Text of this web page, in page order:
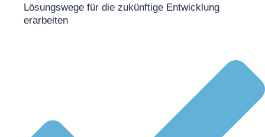
Lösungswege für die zukünftige Entwicklung
erarbeiten